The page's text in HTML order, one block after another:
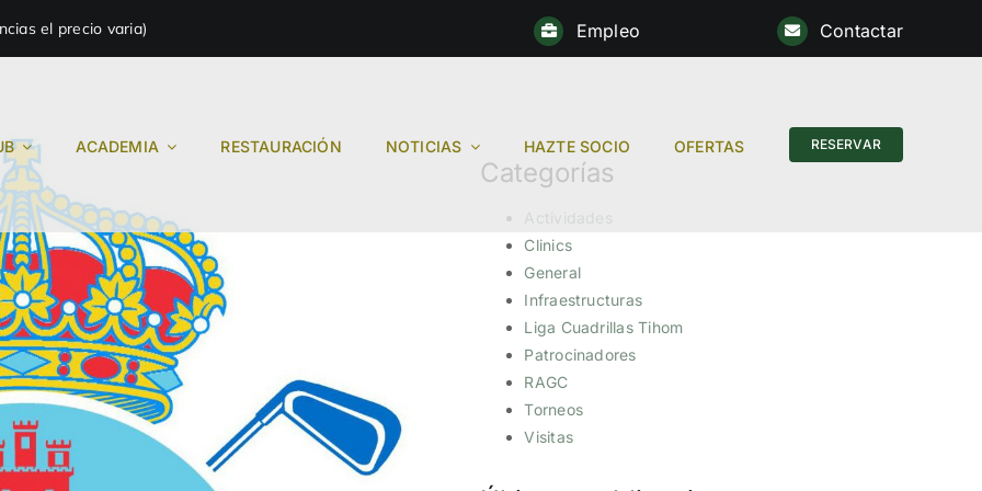
el precio varia) Empleo Contactar
ACADEMIA RESTAURACIÓN NOTICIAS HAZTE SOCIO OFERTAS RESERVAR
Categorías
Clinics
General
Infraestructuras
Liga Cuadrillas Tihom
Patrocinadores
RAGC
Torneos
Visitas